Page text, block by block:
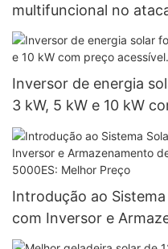
multifuncional no
preço - Foxtech Solar
Inversor de energia
3 kW, 5 kW e 10 kW
Introdução ao
com Inversor e
Growatt SPF 3500-